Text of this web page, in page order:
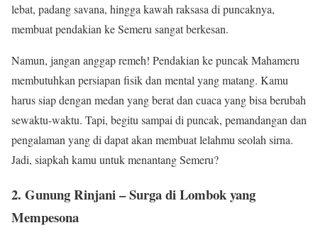
lebat, padang savana, hingga kawah raksasa di puncaknya,
membuat pendakian ke Semeru sangat berkesan.
Namun, jangan anggap remeh! Pendakian ke puncak Mahameru
membutuhkan persiapan fisik dan mental yang matang. Kamu
harus siap dengan medan yang berat dan cuaca yang bisa berubah
sewaktu-waktu. Tapi, begitu sampai di puncak, pemandangan dan
pengalaman yang di dapat akan membuat lelahmu seolah sirna.
Jadi, siapkah kamu untuk menantang Semeru?
2. Gunung Rinjani – Surga di Lombok yang
Mempesona